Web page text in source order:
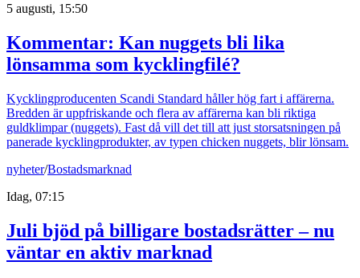
5 augusti, 15:50
Kommentar: Kan nuggets bli lika
lönsamma som kycklingfilé?
Kycklingproducenten Scandi Standard håller hög fart i affärerna.
Bredden är uppfriskande och flera av affärerna kan bli riktiga
guldklimpar (nuggets). Fast då vill det till att just storsatsningen på
panerade kycklingprodukter, av typen chicken nuggets, blir lönsam.
nyheter/Bostadsmarknad
Idag, 07:15
Juli bjöd på billigare bostadsrätter – nu
väntar en aktiv marknad